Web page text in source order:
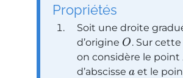
Propriétés
Soit une droite
d’origine O. Sur
on considère le point
d’abscisse a et le